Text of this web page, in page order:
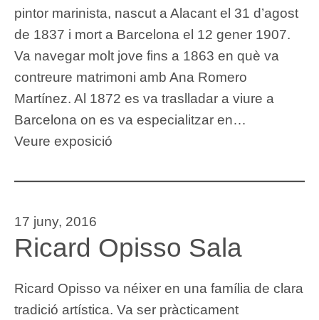
pintor marinista, nascut a Alacant el 31 d’agost
de 1837 i mort a Barcelona el 12 gener 1907.
Va navegar molt jove fins a 1863 en què va
contreure matrimoni amb Ana Romero
Martínez. Al 1872 es va traslladar a viure a
Barcelona on es va especialitzar en…
Veure exposició
17 juny, 2016
Ricard Opisso Sala
Ricard Opisso va néixer en una família de clara
tradició artística. Va ser pràcticament